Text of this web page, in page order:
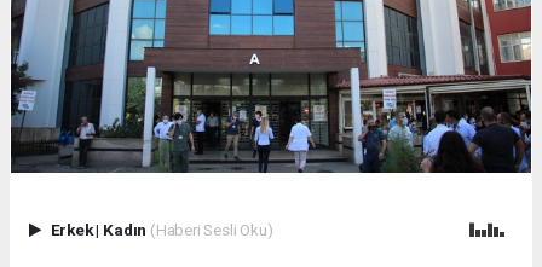
Erkek| Kadın (Haberi Sesli Oku)